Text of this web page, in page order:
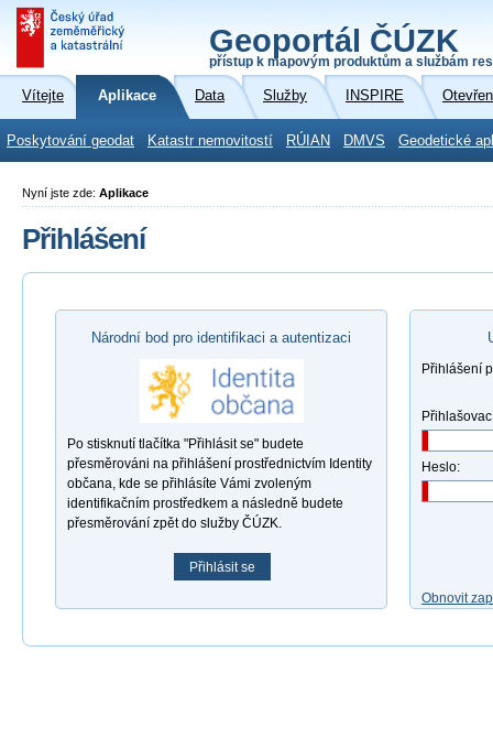
Geoportál ČÚZK
přístup k mapovým produktům a službám
Vítejte Aplikace Data Služby INSPIRE
Poskytování geodat Katastr nemovitostí RÚIAN DMVS Geodetické
Nyní jste zde: Aplikace
Přihlášení
Národní bod pro identifikaci a autentizaci
Po stisknutí tlačítka "Přihlásit se" budete
přesměrováni na přihlášení prostřednictvím Identity
občana, kde se přihlásíte Vámi zvoleným
identifikačním prostředkem a následně budete
přesměrování zpět do služby ČÚZK.
Přihlásit se
Přihlášení
Heslo:
Obnovit